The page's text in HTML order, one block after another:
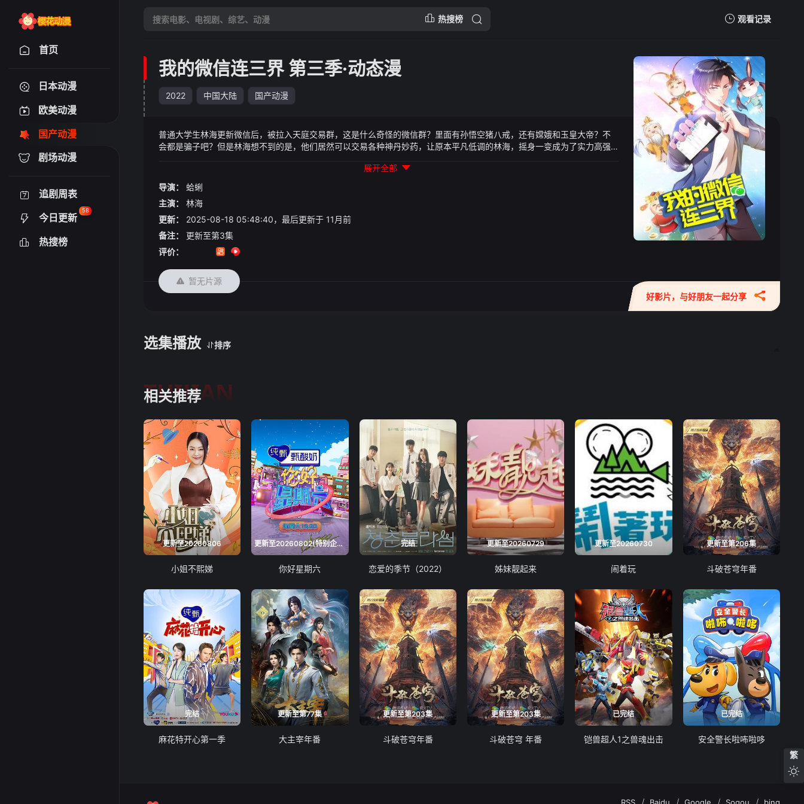
热搜榜 观看记录
首页
日本动漫
欧美动漫
国产动漫
剧场动漫
追剧周表
今日更新
58
热搜榜
我的微信连三界 第三季·动态漫
2022 中国大陆 国产动漫
普通大学生林海更新微信后，被拉入天庭交易群，这是什么奇怪的微信群？里面有孙悟空猪八戒，还有嫦娥和玉皇大帝？不
会都是骗子吧？但是林海想不到的是，他们居然可以交易各种神丹妙药，让原本平凡低调的林海，摇身一变成为了实力高强
展开全部
导演：
蛤蜊
主演：
林海
更新：
2025-08-18 05:48:40，最后更新于 11月前
备注：
更新至第3集
评价：
好影片，与好朋友一起分享
暂无片源
选集播放 排序
相关推荐
TUIJIAN
更新至20260806
小姐不熙娣
更新至20260802(特别企划)
你好星期六
完结
恋爱的季节（2022）
更新至20260729
姊妹靓起来
更新至20260730
闹着玩
更新至第206集
斗破苍穹年番
完结
麻花特开心第一季
更新至第77集
大主宰年番
更新至第203集
斗破苍穹年番
更新至第203集
斗破苍穹 年番
已完结
铠兽超人1之兽魂出击
已完结
安全警长啦咘啦哆
繁
RSS Baidu Google Sogou bing